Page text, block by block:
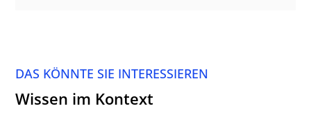
DAS KÖNNTE SIE INTERESSIEREN
Wissen im Kontext